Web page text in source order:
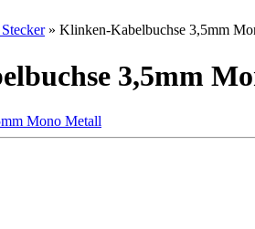
» Klinken-Kabelbuchse 3,5mm
3,5mm